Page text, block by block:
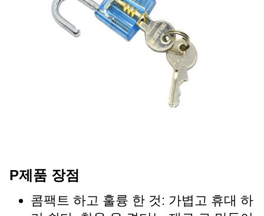
P제품 장점
콤팩트 하고 훌륭 한 것: 가볍고 휴대 하